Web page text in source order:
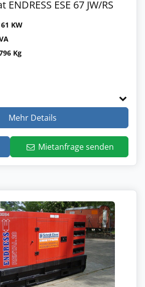
ESE 67 JW/RS
61 KW
Kg
Mehr Details
Mietanfrage senden